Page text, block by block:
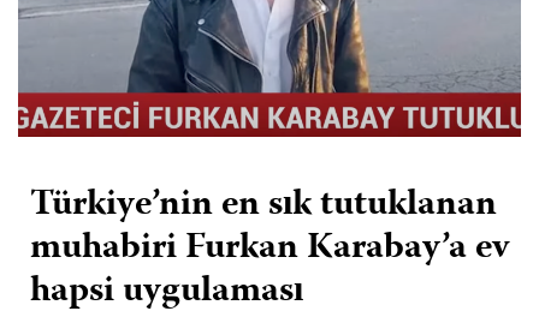
Türkiye’nin en sık tutuklanan
muhabiri Furkan Karabay’a ev
hapsi uygulaması